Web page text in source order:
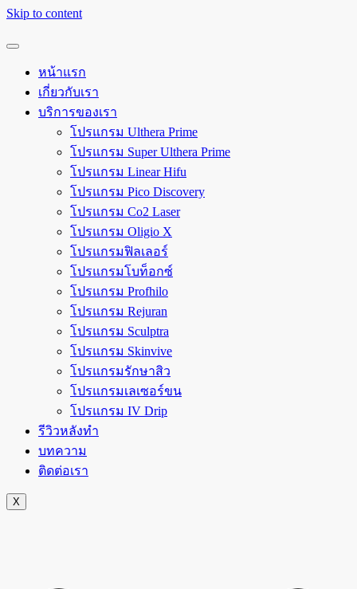
Skip to content
หน้าแรก
เกี่ยวกับเรา
บริการของเรา
โปรแกรม Ulthera Prime
โปรแกรม Super Ulthera Prime
โปรแกรม Linear Hifu
โปรแกรม Pico Discovery
โปรแกรม Co2 Laser
โปรแกรม Oligio X
โปรแกรมฟิลเลอร์
โปรแกรมโบท็อกซ์
โปรแกรม Profhilo
โปรแกรม Rejuran
โปรแกรม Sculptra
โปรแกรม Skinvive
โปรแกรมรักษาสิว
โปรแกรมเลเซอร์ขน
โปรแกรม IV Drip
รีวิวหลังทำ
บทความ
ติดต่อเรา
X